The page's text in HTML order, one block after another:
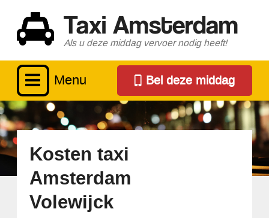
Taxi Amsterdam
Als u deze middag vervoer nodig heeft!
Menu Bel deze middag
Kosten taxi
Amsterdam
Volewijck